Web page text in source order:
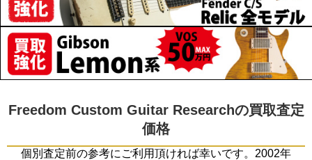
Freedom Custom Guitar Researchの買取査定
価格
個別査定前の参考にご利用頂ければ幸いです。2002年